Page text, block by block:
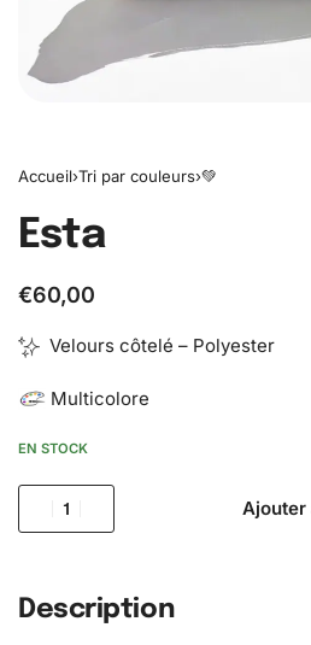
Accueil›Tri par couleurs›💚
Esta
€60,00
Velours côtelé – Polyester
Multicolore
EN STOCK
Ajouter
Description